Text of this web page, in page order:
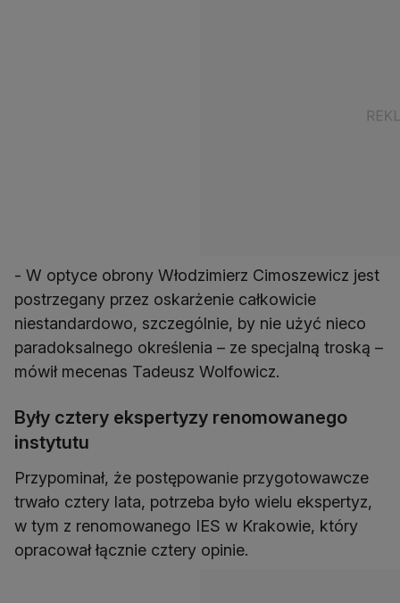
- W optyce obrony Włodzimierz Cimoszewicz jest
postrzegany przez oskarżenie całkowicie
niestandardowo, szczególnie, by nie użyć nieco
paradoksalnego określenia – ze specjalną troską –
mówił mecenas Tadeusz Wolfowicz.
Były cztery ekspertyzy renomowanego
instytutu
Przypominał, że postępowanie przygotowawcze
trwało cztery lata, potrzeba było wielu ekspertyz,
w tym z renomowanego IES w Krakowie, który